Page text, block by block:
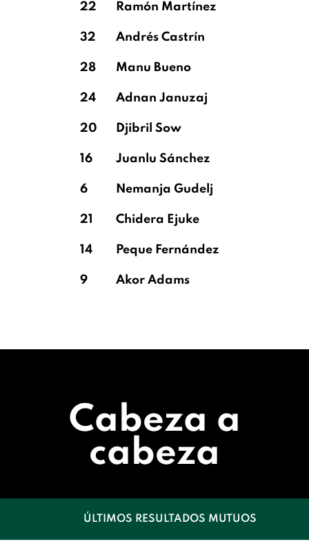
22 Ramón Martínez
32 Andrés Castrín
28 Manu Bueno
24 Adnan Januzaj
20 Djibril Sow
16 Juanlu Sánchez
6 Nemanja Gudelj
21 Chidera Ejuke
14 Peque Fernández
9 Akor Adams
Cabeza a
cabeza
ÚLTIMOS RESULTADOS MUTUOS